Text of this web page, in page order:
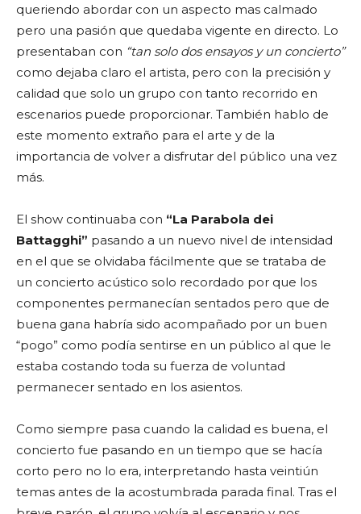
queriendo abordar con un aspecto mas calmado
pero una pasión que quedaba vigente en directo. Lo
presentaban con “tan solo dos ensayos y un concierto”
como dejaba claro el artista, pero con la precisión y
calidad que solo un grupo con tanto recorrido en
escenarios puede proporcionar. También hablo de
este momento extraño para el arte y de la
importancia de volver a disfrutar del público una vez
más.
El show continuaba con “La Parabola dei
Battagghi” pasando a un nuevo nivel de intensidad
en el que se olvidaba fácilmente que se trataba de
un concierto acústico solo recordado por que los
componentes permanecían sentados pero que de
buena gana habría sido acompañado por un buen
“pogo” como podía sentirse en un público al que le
estaba costando toda su fuerza de voluntad
permanecer sentado en los asientos.
Como siempre pasa cuando la calidad es buena, el
concierto fue pasando en un tiempo que se hacía
corto pero no lo era, interpretando hasta veintiún
temas antes de la acostumbrada parada final. Tras el